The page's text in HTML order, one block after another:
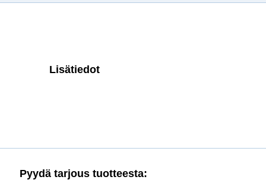
Lisätiedot
Pyydä tarjous tuotteesta: